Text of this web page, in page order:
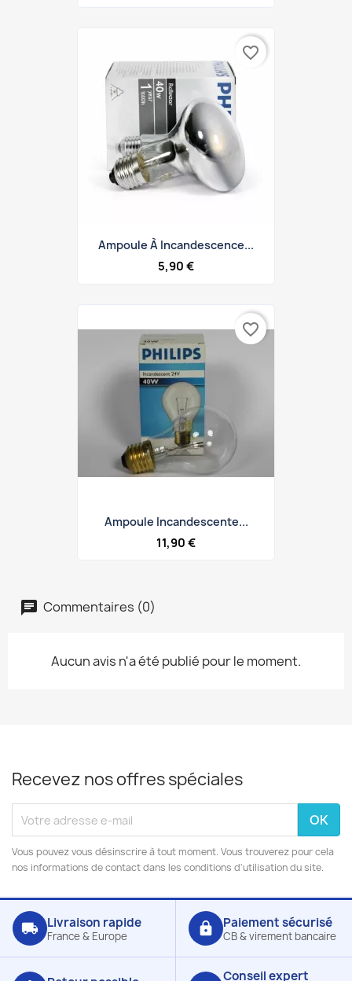
Ampoule À Incandescence...
5,90 €
favorite_border
Ampoule Incandescente...
11,90 €
favorite_border
Commentaires (0)
Aucun avis n'a été publié pour le moment.
Recevez nos offres spéciales
Vous pouvez vous désinscrire à tout moment. Vous trouverez pour cela
nos informations de contact dans les conditions d'utilisation du site.
local_shipping Livraison rapide
France & Europe lock Paiement sécurisé
CB & virement bancaire
Conseil expert